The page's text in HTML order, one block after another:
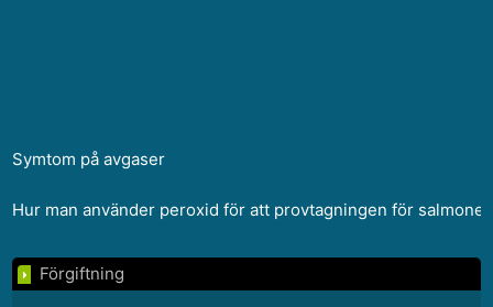
Symtom på avgaser
Hur man använder peroxid för att provtagningen för
Förgiftning